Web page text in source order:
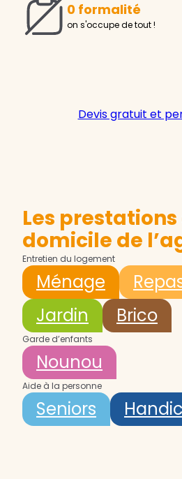
0 formalité
on s'occupe de tout !
Devis gratuit et
Les prestations
domicile de
Entretien du logement
Ménage
Jardin
Brico
Garde d’enfants
Nounou
Aide à la personne
Seniors